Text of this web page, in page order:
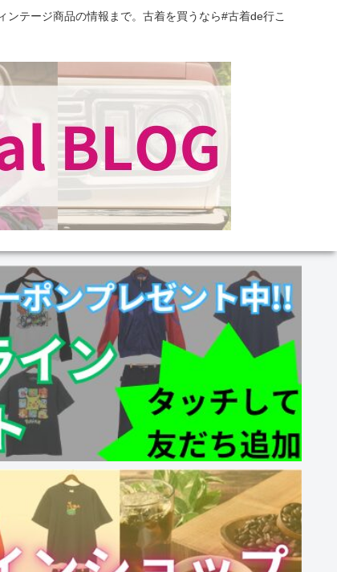
テージ商品の情報まで。古着を買うなら#古着de行こ